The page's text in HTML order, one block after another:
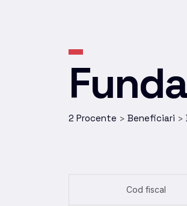
2 Procente > Beneficiari >
Cod fiscal